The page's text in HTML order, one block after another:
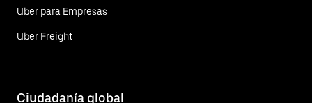
Uber para Empresas
Uber Freight
Ciudadanía global